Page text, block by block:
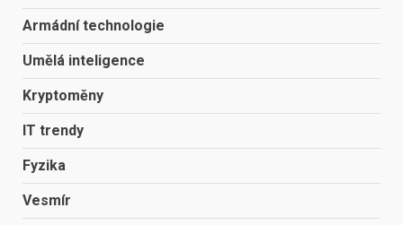
Armádní technologie
Umělá inteligence
Kryptoměny
IT trendy
Fyzika
Vesmír